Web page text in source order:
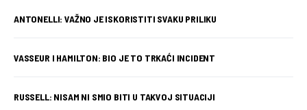
ANTONELLI: VAŽNO JE ISKORISTITI SVAKU PRILIKU
VASSEUR I HAMILTON: BIO JE TO TRKAĆI INCIDENT
RUSSELL: NISAM NI SMIO BITI U TAKVOJ SITUACIJI